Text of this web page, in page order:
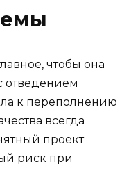
чтобы она
отведением
к переполнению
всегда
проект
риск при